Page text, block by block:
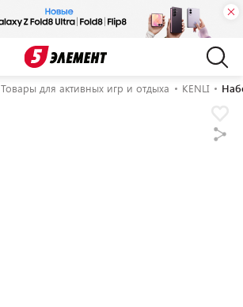
Товары для активных игр и отдыха KENLI